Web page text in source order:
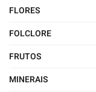
FLORES
FOLCLORE
FRUTOS
MINERAIS